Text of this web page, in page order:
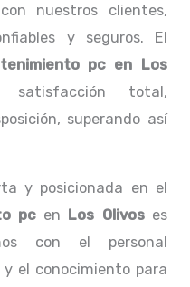
nuestros clientes,
y seguros. El
pc en Los
satisfacción total,
superando así
y posicionada en el
pc en Los Olivoses
con el personal
el conocimiento para